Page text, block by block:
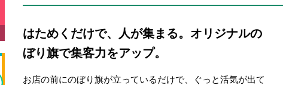
はためくだけで、人が集まる。オリジナルの
ぼり旗で集客力をアップ。
お店の前にのぼり旗が立っているだけで、ぐっと活気が出て